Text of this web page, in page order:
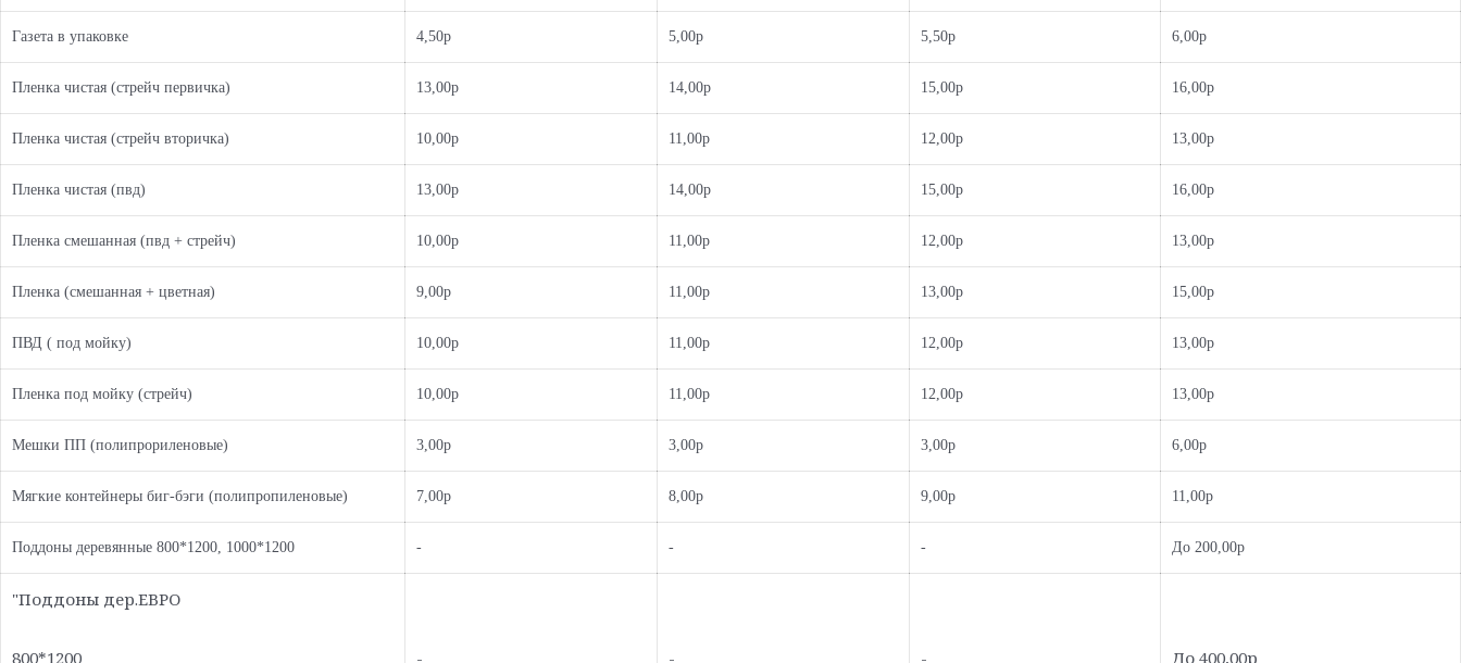
Газета в упаковке 4,50р 5,00р 5,50р 6,00р
Пленка чистая (стрейч первичка) 13,00р 14,00р 15,00р 16,00р
Пленка чистая (стрейч вторичка) 10,00р 11,00р 12,00р 13,00р
Пленка чистая (пвд) 13,00р 14,00р 15,00р 16,00р
Пленка смешанная (пвд + стрейч) 10,00р 11,00р 12,00р 13,00р
Пленка (смешанная + цветная) 9,00р 11,00р 13,00р 15,00р
ПВД ( под мойку) 10,00р 11,00р 12,00р 13,00р
Пленка под мойку (стрейч) 10,00р 11,00р 12,00р 13,00р
Мешки ПП (полипрориленовые) 3,00р 3,00р 3,00р 6,00р
Мягкие контейнеры биг-бэги (полипропиленовые) 7,00р 8,00р 9,00р 11,00р
Поддоны деревянные 800*1200, 1000*1200 - - - До 200,00р
"Поддоны дер.ЕВРО
800*1200 - - - До 400,00р